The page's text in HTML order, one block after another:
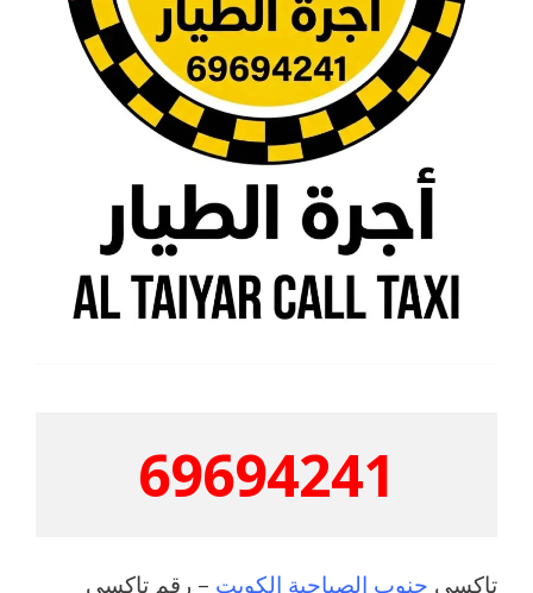
69694241
تاكسي جنوب الصباحية الكويت – رقم تاكسي